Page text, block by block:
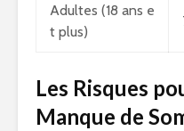
Adultes (18 ans e
t plus)
Les Risques
Manque de